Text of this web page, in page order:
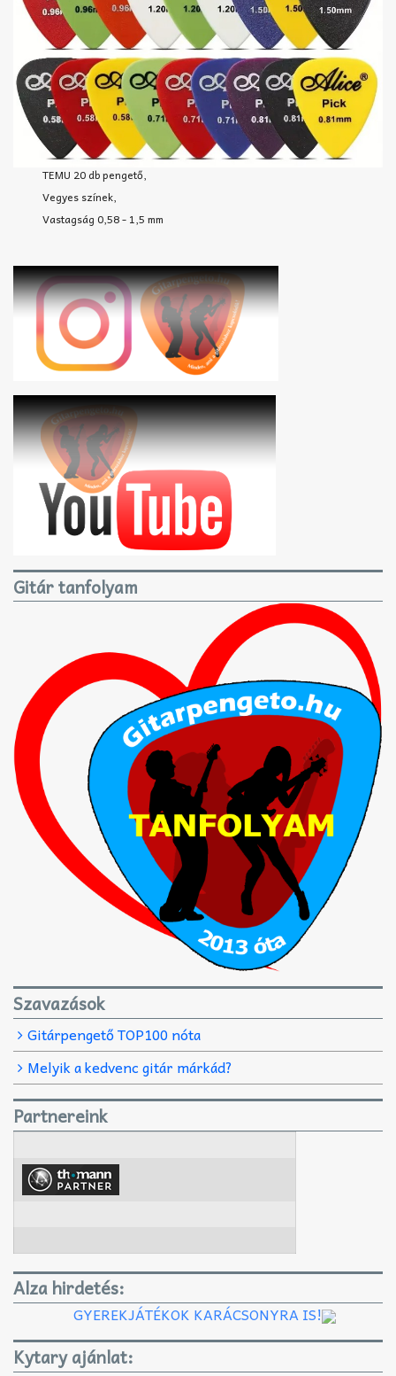
TEMU 20 db pengető,
Vegyes színek,
Vastagság 0,58 - 1,5 mm
Gitár tanfolyam
Szavazások
Gitárpengető TOP100 nóta
Melyik a kedvenc gitár márkád?
Partnereink
Alza hirdetés:
GYEREKJÁTÉKOK KARÁCSONYRA IS!
Kytary ajánlat: